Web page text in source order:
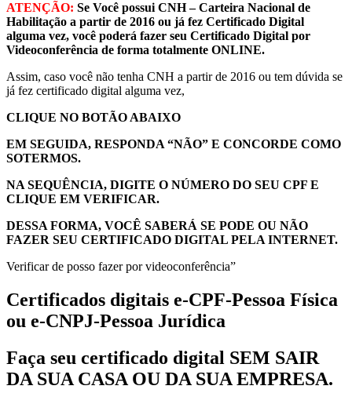
ATENÇÃO: Se Você possui CNH – Carteira Nacional de
Habilitação a partir de 2016 ou já fez Certificado Digital
alguma vez, você poderá fazer seu Certificado Digital por
Videoconferência de forma totalmente ONLINE.
Assim, caso você não tenha CNH a partir de 2016 ou tem dúvida se
já fez certificado digital alguma vez,
CLIQUE NO BOTÃO ABAIXO
EM SEGUIDA, RESPONDA “NÃO” E CONCORDE COMO
SOTERMOS.
NA SEQUÊNCIA, DIGITE O NÚMERO DO SEU CPF E
CLIQUE EM VERIFICAR.
DESSA FORMA, VOCÊ SABERÁ SE PODE OU NÃO
FAZER SEU CERTIFICADO DIGITAL PELA INTERNET.
Verificar de posso fazer por videoconferência”
Certificados digitais e-CPF-Pessoa Física
ou e-CNPJ-Pessoa Jurídica
Faça seu certificado digital SEM SAIR
DA SUA CASA OU DA SUA EMPRESA.